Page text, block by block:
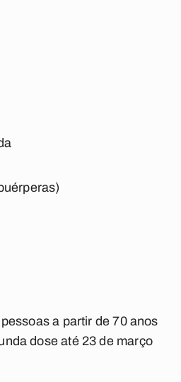
a partir de 70 anos
dose até 23 de março